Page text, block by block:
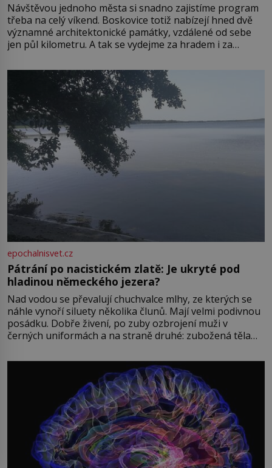
Návštěvou jednoho města si snadno zajistíme program
třeba na celý víkend. Boskovice totiž nabízejí hned dvě
významné architektonické památky, vzdálené od sebe
jen půl kilometru. A tak se vydejme za hradem i za
Boskovice na okraji Drahanské vrchoviny vznikla někdy
ve13. století, a už v roce 1313 kronikáři zaznamenali
epochalnisvet.cz
Pátrání po nacistickém zlatě: Je ukryté pod
hladinou německého jezera?
Nad vodou se převalují chuchvalce mlhy, ze kterých se
náhle vynoří siluety několika člunů. Mají velmi podivnou
posádku. Dobře živení, po zuby ozbrojení muži v
černých uniformách a na straně druhé: zubožená těla
přízračná scéna znamená? Je jaro roku 1945, druhá
světová válka se chýlí ke konci. Jezero Stolpsee